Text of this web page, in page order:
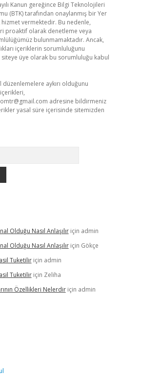
Kanun gereğince Bilgi Teknolojileri
(BTK) tarafından onaylanmış bir Yer
hizmet vermektedir. Bu nedenle,
proaktif olarak denetleme veya
bulunmamaktadır. Ancak,
içeriklerin sorumluluğunu
siteye üye olarak bu sorumluluğu kabul
düzenlemelere aykırı olduğunu
adresine bildirmeniz
yasal süre içerisinde sitemizden
Olduğu Nasıl Anlaşılıriçin admin
Olduğu Nasıl Anlaşılıriçin Gökçe
Tuketiliriçin admin
Tuketiliriçin Zeliha
Özellikleri Nelerdiriçin admin